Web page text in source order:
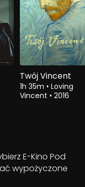
Twój Vincent
1h 35m • Loving
Vincent • 2016
E-Kino Pod
wypożyczone